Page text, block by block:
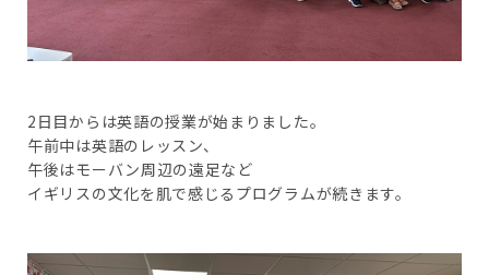
2日目からは英語の授業が始まりました。
午前中は英語のレッスン、
午後はモーバン周辺の遠足など
イギリスの文化を肌で感じるプログラムが続きます。